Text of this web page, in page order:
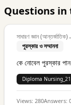
Questions
সাধারণ জ্ঞান (আন্তর্জাতিক)
পুরস্কার ও সম্মাননা
কে নোবেল পুরস্কার
Diploma
Views: 280Answers: